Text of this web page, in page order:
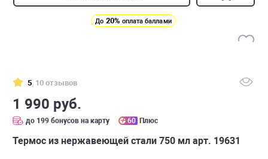
До 20% оплата баллами
5 10 отзывов
1 990 руб.
до 199 бонусов на карту 60 Плюс
Термос из нержавеющей стали 750 мл арт. 19631